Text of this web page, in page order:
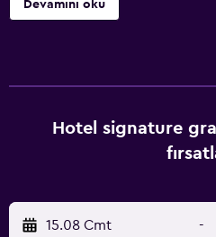
km, Lodhi Bahçeleri
mesafededir.
Devamını oku
Hotel signature
15.08 Cmt -